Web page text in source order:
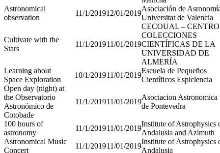
Astronomical
observation
11/1/201912/01/2019
Asociación de
Universitat de Valencia
Cultivate with the
Stars
11/1/201911/01/2019
CECOUAL –
COLECCIONES
CIENTÍFICAS DE LA
UNIVERSIDAD DE
ALMERÍA
Learning about
Space Exploration
10/1/201911/01/2019
Escuela de Pequeños
Científicos Espiciencia
Open day (night) at
the Observatorio
Astronómico de
Cotobade
11/1/201911/01/2019
Asociacion Astronomica
de Pontevedra
100 hours of
astronomy
11/1/201911/01/2019
Institute of Astrophysics
Andalusia and Azimuth
Astronomical Music
Concert
11/1/201911/01/2019
Institute of Astrophysics
Andalusia